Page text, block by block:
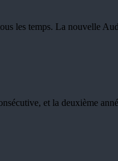
les temps. La nouvelle
et la deuxième